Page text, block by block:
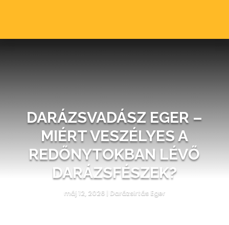
DARÁZSVADÁSZ EGER –
MIÉRT VESZÉLYES A
REDŐNYTOKBAN LÉVŐ
DARÁZSFÉSZEK?
máj 12, 2026| Darázsirtás Eger